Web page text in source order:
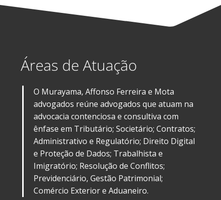
Áreas de Atuação
O Murayama, Affonso Ferreira e Mota
advogados reúne advogados que atuam na
advocacia contenciosa e consultiva com
ênfase em Tributário; Societário; Contratos;
Administrativo e Regulatório; Direito Digital
e Proteção de Dados; Trabalhista e
Imigratório; Resolução de Conflitos;
Previdenciário, Gestão Patrimonial;
Comércio Exterior e Aduaneiro.